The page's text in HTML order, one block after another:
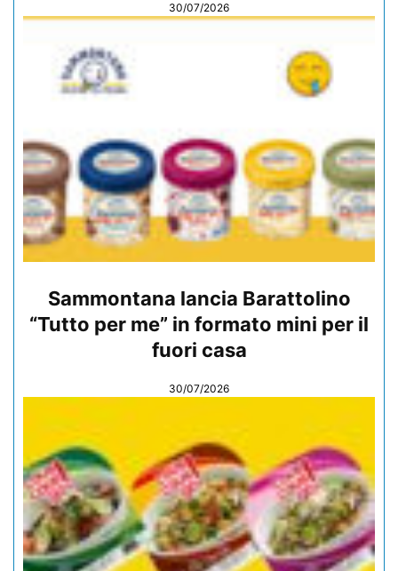
30/07/2026
Sammontana lancia Barattolino
“Tutto per me” in formato mini per il
fuori casa
30/07/2026